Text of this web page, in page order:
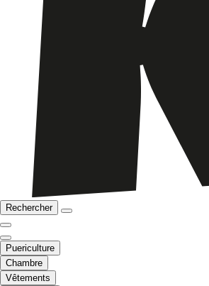
Rechercher
Puericulture
Chambre
Vêtements